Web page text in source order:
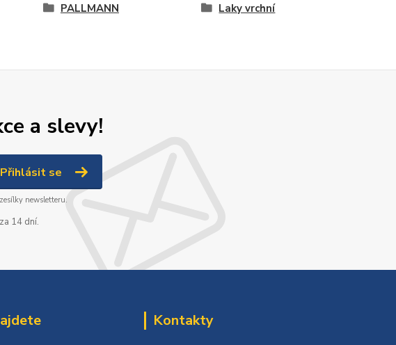
PALLMANN Laky vrchní
a slevy!
Přihlásit se
newsletteru.
14 dní.
Kontakty